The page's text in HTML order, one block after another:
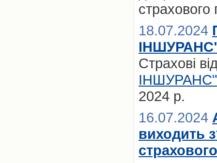
18.07.2024
ІНШУРАНС"
Страхові
ІНШУРАНС"
2024 р.
16.07.2024
виходить